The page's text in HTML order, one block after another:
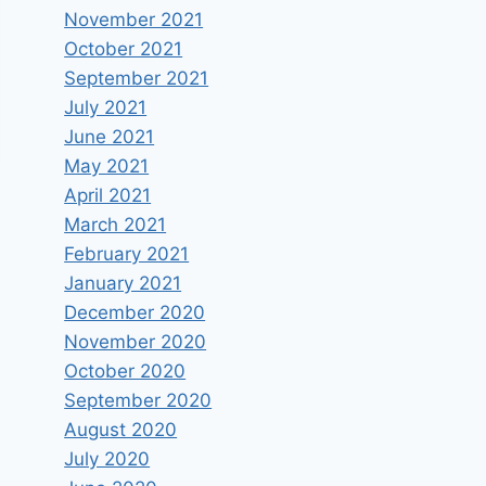
November 2021
October 2021
September 2021
July 2021
June 2021
May 2021
April 2021
March 2021
February 2021
January 2021
December 2020
November 2020
October 2020
September 2020
August 2020
July 2020